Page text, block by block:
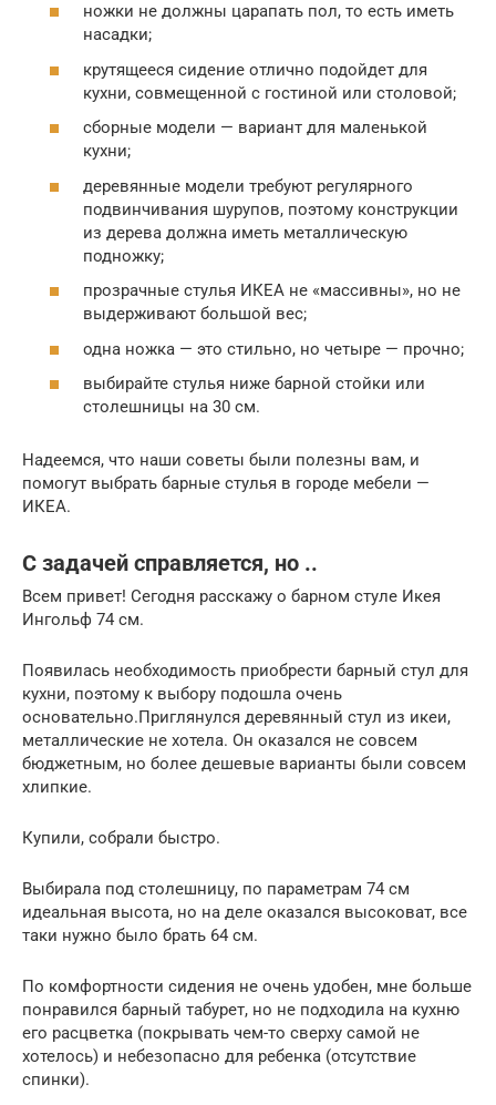
ножки не должны царапать пол, то есть иметь
насадки;
крутящееся сидение отлично подойдет для
кухни, совмещенной с гостиной или столовой;
сборные модели — вариант для маленькой
кухни;
деревянные модели требуют регулярного
подвинчивания шурупов, поэтому конструкции
из дерева должна иметь металлическую
подножку;
прозрачные стулья ИКЕА не «массивны», но не
выдерживают большой вес;
одна ножка — это стильно, но четыре — прочно;
выбирайте стулья ниже барной стойки или
столешницы на 30 см.
Надеемся, что наши советы были полезны вам, и
помогут выбрать барные стулья в городе мебели —
ИКЕА.
С задачей справляется, но ..
Всем привет! Сегодня расскажу о барном стуле Икея
Ингольф 74 см.
Появилась необходимость приобрести барный стул для
кухни, поэтому к выбору подошла очень
основательно.Приглянулся деревянный стул из икеи,
металлические не хотела. Он оказался не совсем
бюджетным, но более дешевые варианты были совсем
хлипкие.
Купили, собрали быстро.
Выбирала под столешницу, по параметрам 74 см
идеальная высота, но на деле оказался высоковат, все
таки нужно было брать 64 см.
По комфортности сидения не очень удобен, мне больше
понравился барный табурет, но не подходила на кухню
его расцветка (покрывать чем-то сверху самой не
хотелось) и небезопасно для ребенка (отсутствие
спинки).